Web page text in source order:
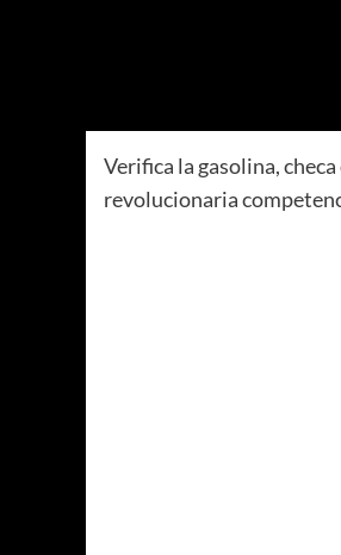
Verifica la gasolina,
revolucionaria